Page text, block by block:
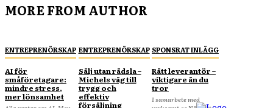
MORE FROM AUTHOR
ENTREPRENÖRSKAP
AI för
småföretagare:
mindre stress,
mer lönsamhet
ENTREPRENÖRSKAP
Sälj utan rädsla –
Michels väg till
trygg och
effektiv
försäljning
SPONSRAT INLÄGG
Rätt leverantör –
viktigare än du
tror
I samarbete med